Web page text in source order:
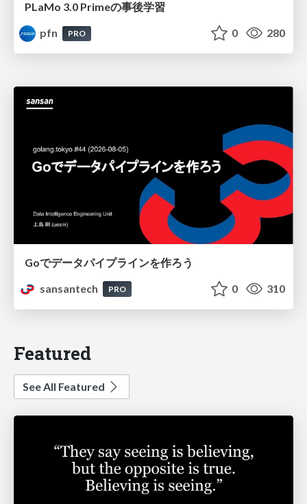
PLaMo 3.0 Primeの事後学習
pfn
PRO 0 280
Goでデータパイプラインを作ろう
sansantech
PRO 0 310
Featured
See All Featured